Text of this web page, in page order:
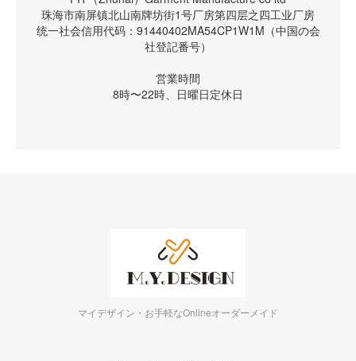
珠海市南屏镇北山南牌坊街1号厂房第四层之四工业厂房
统一社会信用代码：91440402MA54CP1W1M（中国の会
社登記番号）
営業時間
8時〜22時、日曜日定休日
マイデザイン・お手軽なOnlineオーダーメイド